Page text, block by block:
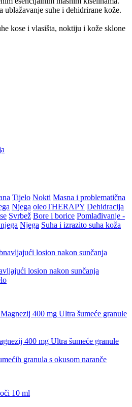
ublažavanje suhe i dehidrirane kože.
kose i vlasišta, noktiju i kože sklone
Tijelo Nokti Masna i problematična
Njega oleoTHERAPY Dehidracija
Svrbež Bore i borice Pomlađivanje -
Njega Suha i izrazito suha koža
losion nakon sunčanja
400 mg Ultra šumeće granule
granula s okusom naranče